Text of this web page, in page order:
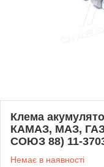
Клема
КАМАЗ, МАЗ,
СОЮЗ 88) 11-
Немає в наявності